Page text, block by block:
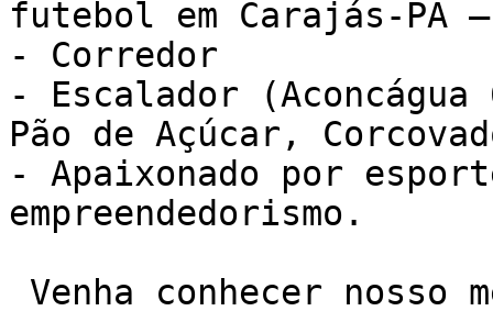
futebol em Carajás-PA –
- Corredor
- Escalador
Pão de Açúcar,
- Apaixonado por
empreendedorismo.